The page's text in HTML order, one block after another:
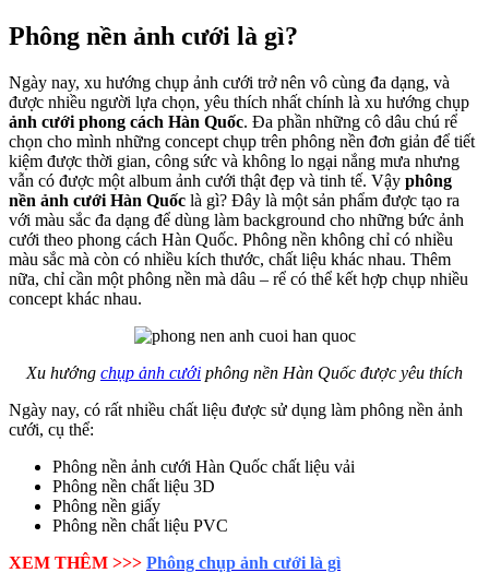
Phông nền ảnh cưới là gì?
Ngày nay, xu hướng chụp ảnh cưới trở nên vô cùng đa dạng, và
được nhiều người lựa chọn, yêu thích nhất chính là xu hướng chụp
ảnh cưới phong cách Hàn Quốc. Đa phần những cô dâu chú rể
chọn cho mình những concept chụp trên phông nền đơn giản để tiết
kiệm được thời gian, công sức và không lo ngại nắng mưa nhưng
vẫn có được một album ảnh cưới thật đẹp và tinh tế. Vậy phông
nền ảnh cưới Hàn Quốc là gì? Đây là một sản phẩm được tạo ra
với màu sắc đa dạng để dùng làm background cho những bức ảnh
cưới theo phong cách Hàn Quốc. Phông nền không chỉ có nhiều
màu sắc mà còn có nhiều kích thước, chất liệu khác nhau. Thêm
nữa, chỉ cần một phông nền mà dâu – rể có thể kết hợp chụp nhiều
concept khác nhau.
Xu hướng chụp ảnh cưới phông nền Hàn Quốc được yêu thích
Ngày nay, có rất nhiều chất liệu được sử dụng làm phông nền ảnh
cưới, cụ thể:
Phông nền ảnh cưới Hàn Quốc chất liệu vải
Phông nền chất liệu 3D
Phông nền giấy
Phông nền chất liệu PVC
XEM THÊM >>> Phông chụp ảnh cưới là gì